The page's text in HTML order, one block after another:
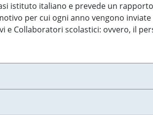
istituto italiano e prevede un
per cui ogni anno vengono
e Collaboratori scolastici: ovvero, il